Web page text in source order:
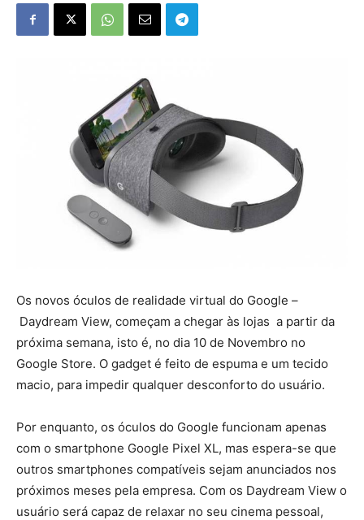
Os novos óculos de realidade virtual do Google –
Daydream View, começam a chegar às lojas a partir da
próxima semana, isto é, no dia 10 de Novembro no
Google Store. O gadget é feito de espuma e um tecido
macio, para impedir qualquer desconforto do usuário.
Por enquanto, os óculos do Google funcionam apenas
com o smartphone Google Pixel XL, mas espera-se que
outros smartphones compatíveis sejam anunciados nos
próximos meses pela empresa. Com os Daydream View o
usuário será capaz de relaxar no seu cinema pessoal,